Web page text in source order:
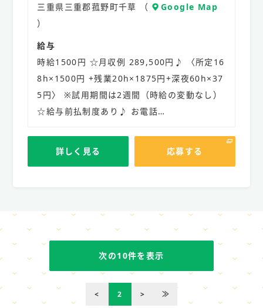
三重県三重郡菰野町千草 （
Google Map
）
給与
時給1500円 ☆月収例 289,500円♪ 〈所定16
8h×1500円 +残業20h×1875円+深夜60h×37
5円〉 ※試用期間は2週間（時給の変動なし）
☆給与前払制度あり♪ お電話…
詳しく見る 応募する
次の10件を表示
< 2 > ≫